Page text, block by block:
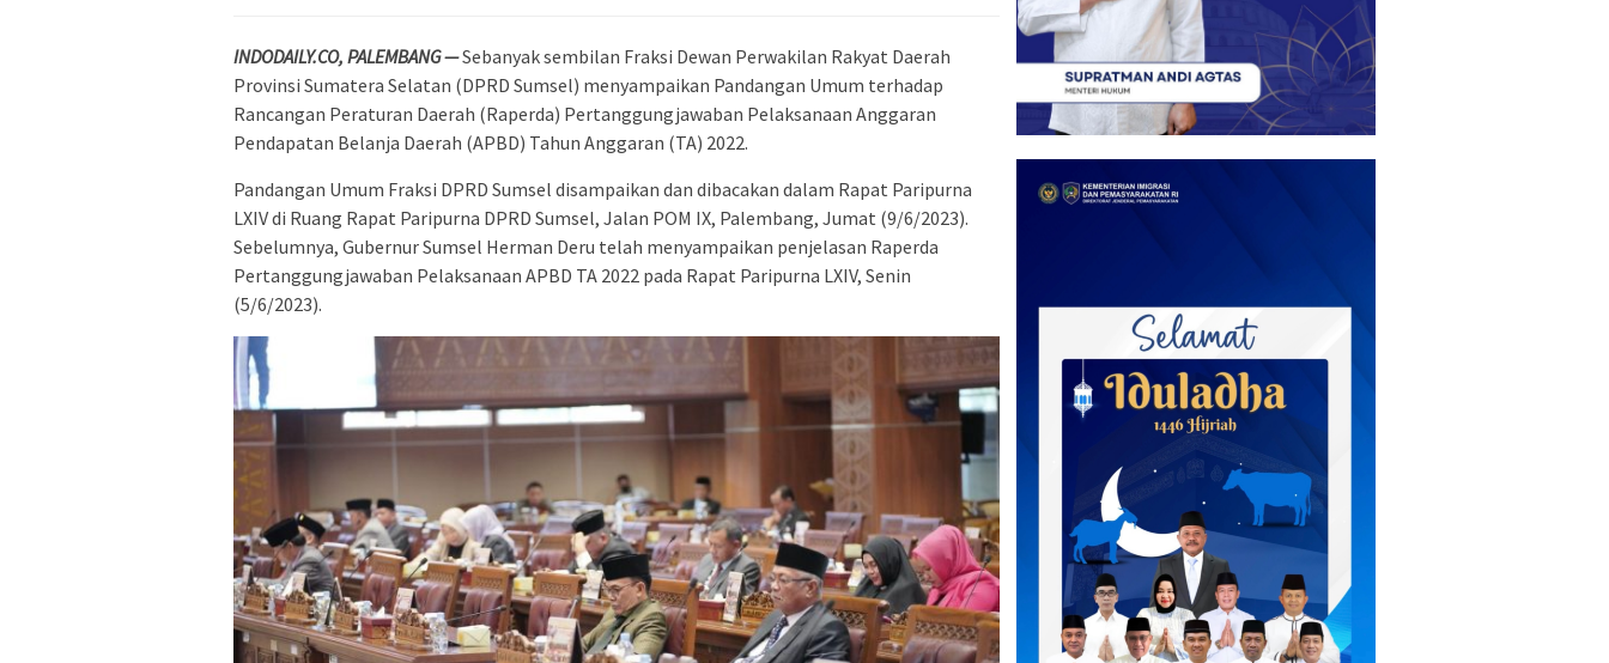
INDODAILY.CO, PALEMBANG —Sebanyak sembilan Fraksi Dewan Perwakilan Rakyat Daerah
Provinsi Sumatera Selatan (DPRD Sumsel) menyampaikan Pandangan Umum terhadap
Rancangan Peraturan Daerah (Raperda) Pertanggungjawaban Pelaksanaan Anggaran
Pendapatan Belanja Daerah (APBD) Tahun Anggaran (TA) 2022.
Pandangan Umum Fraksi DPRD Sumsel disampaikan dan dibacakan dalam Rapat Paripurna
LXIV di Ruang Rapat Paripurna DPRD Sumsel, Jalan POM IX, Palembang, Jumat (9/6/2023).
Sebelumnya, Gubernur Sumsel Herman Deru telah menyampaikan penjelasan Raperda
Pertanggungjawaban Pelaksanaan APBD TA 2022 pada Rapat Paripurna LXIV, Senin
(5/6/2023).